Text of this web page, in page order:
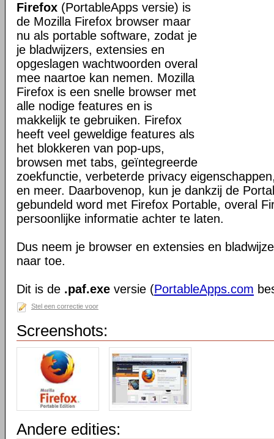
Firefox (PortableApps versie) is
de Mozilla Firefox browser maar
nu als portable software, zodat je
je bladwijzers, extensies en
opgeslagen wachtwoorden overal
mee naartoe kan nemen. Mozilla
Firefox is een snelle browser met
alle nodige features en is
makkelijk te gebruiken. Firefox
heeft veel geweldige features als
het blokkeren van pop-ups,
browsen met tabs, geïntegreerde
zoekfunctie, verbeterde privacy
en meer. Daarbovenop, kun je dankzij de
gebundeld word met Firefox Portable, overal
persoonlijke informatie achter te laten.
Dus neem je browser en extensies en
naar toe.
Dit is de .paf.exe versie (PortableApps.com
Stel een correctie voor
Screenshots:
Andere edities: